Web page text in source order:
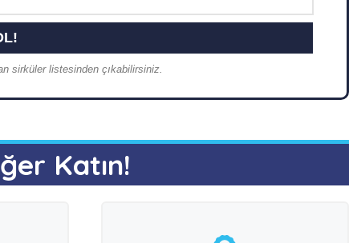
sirküler listesinden çıkabilirsiniz.
Katın!